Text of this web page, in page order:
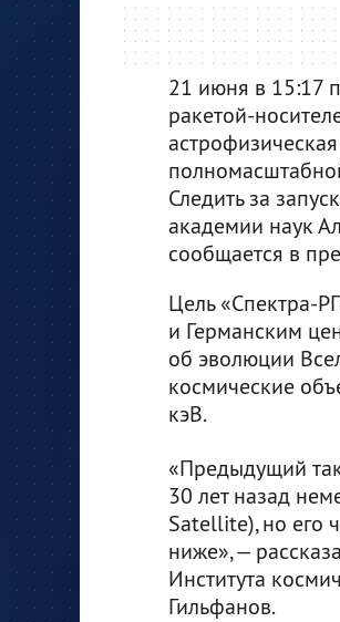
21 июня в 15:17
ракетой-
Следить за
академии наук
сообщается в
Цель «Спектра-
и Германским
об эволюции
космические
кэВ.
«Предыдущий
30 лет назад
Satellite), но его
ниже», —
Института
Гильфанов.